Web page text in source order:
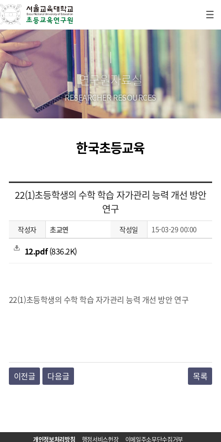
연구원자료실
RESEARCHER RESOURCES
한국초등교육
22(1)초등학생의 수학 학습 자가관리 능력 개선 방안
연구
작성자 초교연 작성일 15-03-29 00:00
12.pdf(836.2K)
22(1)초등학생의 수학 학습 자가관리 능력 개선 방안 연구
이전글 다음글 목록
개인정보처리방침 행정서비스헌장 이메일주소무단수집거부